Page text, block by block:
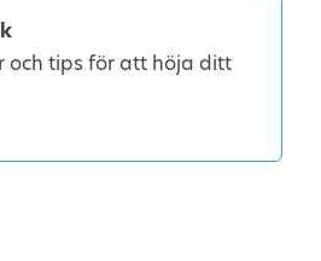
och tips för att höja ditt